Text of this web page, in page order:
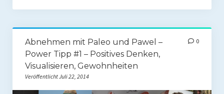
Frühstück
Getränke und Smoothies
Hauptgerichte
Abnehmen mit Paleo und Pawel –
Power Tipp #1 – Positives Denken,
Visualisieren, Gewohnheiten
Veröffentlicht Juli 22, 2014
0